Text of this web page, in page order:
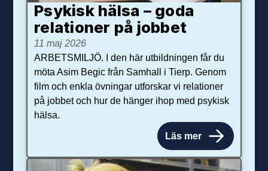
Psykisk hälsa – goda
relationer på jobbet
11 maj 2026
ARBETSMILJÖ. I den här utbildningen får du
möta Asim Begic från Samhall i Tierp. Genom
film och enkla övningar utforskar vi relationer
på jobbet och hur de hänger ihop med psykisk
hälsa.
Läs mer